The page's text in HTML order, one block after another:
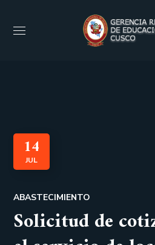
14
JUL
ABASTECIMIENTO
Solicitud de